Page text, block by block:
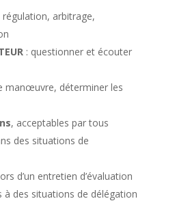
arbitrage,
: questionner et écouter
manœuvre, déterminer les
, acceptables par tous
des situations de
d’un entretien d’évaluation
à des situations de délégation